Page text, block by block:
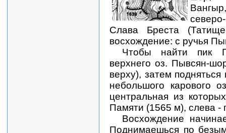
Слава Бреста
восхождение: с ручья
Чтобы найти пик
верхнего оз. Пывсян-
верху), затем
небольшого карового
центральная из
Памяти (1565 м), слева -
Восхождение
Поднимаешься по